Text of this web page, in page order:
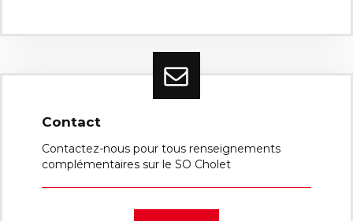
Contact
Contactez-nous pour tous renseignements
complémentaires sur le SO Cholet